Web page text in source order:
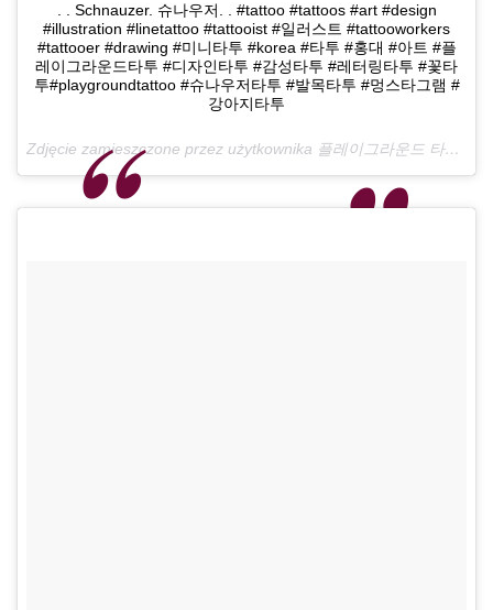
. . Schnauzer. 슈나우저. . #tattoo #tattoos #art #design
#illustration #linetattoo #tattooist #일러스트 #tattooworkers
#tattooer #drawing #미니타투 #korea #타투 #홍대 #아트 #플
레이그라운드타투 #디자인타투 #감성타투 #레터링타투 #꽃타
투#playgroundtattoo #슈나우저타투 #발목타투 #멍스타그램 #
강아지타투
Zdjęcie zamieszczone przez użytkownika 플레이그라운드 타투 •playground Tattoo• (@playground_tat2)